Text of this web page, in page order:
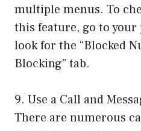
multiple menus. To
this feature, go to your
look for the “Blocked
Blocking” tab.
9. Use a Call and
There are numerous